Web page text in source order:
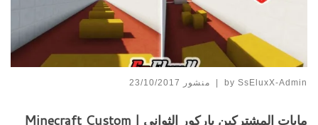
by SsEluxX-Admin
| منشور 23/10/2017
مابات المشتركين باركور الثواني | Minecraft Custom